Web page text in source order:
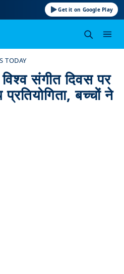
Get it on Google Play
TODAY
संगीत दिवस पर
बच्चों ने